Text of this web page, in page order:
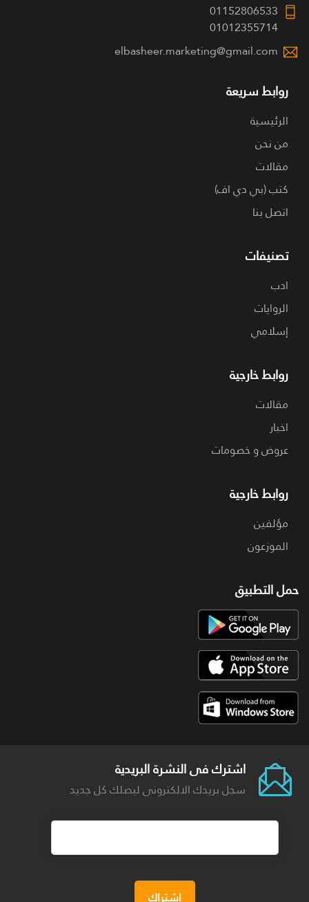
01152806533
01012355714
elbasheer.marketing@gmail.com
روابط سريعة
الرئيسية
من نحن
مقالات
كتب (بي دي اف)
اتصل بنا
تصنيفات
ادب
الروايات
إسلامي
روابط خارجية
مقالات
اخبار
عروض و خصومات
روابط خارجية
مؤلفين
الموزعون
حمل التطبيق
اشترك فى النشرة البريدية
سجل بريدك الالكترونى ليصلك كل جديد